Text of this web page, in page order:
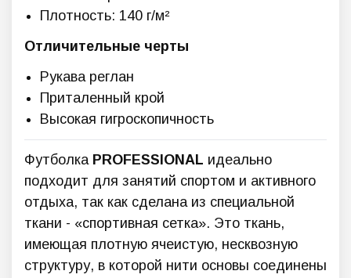
Плотность: 140 г/м²
Отличительные черты
Рукава реглан
Приталенный крой
Высокая гигроскопичность
Футболка PROFESSIONAL идеально
подходит для занятий спортом и активного
отдыха, так как сделана из специальной
ткани - «спортивная сетка». Это ткань,
имеющая плотную ячеистую, несквозную
структуру, в которой нити основы соединены